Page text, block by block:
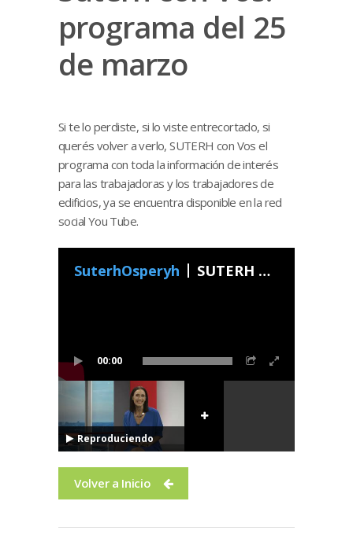
programa del 25
de marzo
Si te lo perdiste, si lo viste entrecortado, si
querés volver a verlo, SUTERH con Vos el
programa con toda la información de interés
para las trabajadoras y los trabajadores de
edificios, ya se encuentra disponible en la red
social You Tube.
00:00
SuterhOsperyh SUTERH Con Vos - Programa 12 2023
Reproduciendo
Volver a Inicio